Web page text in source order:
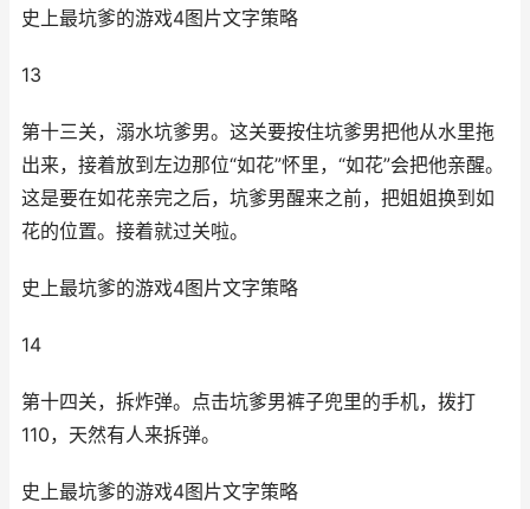
史上最坑爹的游戏4图片文字策略
13
第十三关，溺水坑爹男。这关要按住坑爹男把他从水里拖
出来，接着放到左边那位“如花”怀里，“如花”会把他亲醒。
这是要在如花亲完之后，坑爹男醒来之前，把姐姐换到如
花的位置。接着就过关啦。
史上最坑爹的游戏4图片文字策略
14
第十四关，拆炸弹。点击坑爹男裤子兜里的手机，拨打
110，天然有人来拆弹。
史上最坑爹的游戏4图片文字策略